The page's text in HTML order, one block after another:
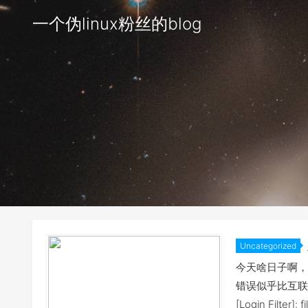
一个伪linux粉丝的blog
Uncategorized
误
今天啥日子啊
错误似乎比互
[Login Filter]: